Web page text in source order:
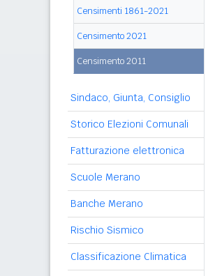
Censimenti 1861-2021
Censimento 2021
Censimento 2011
Sindaco, Giunta, Consiglio
Storico Elezioni Comunali
Fatturazione elettronica
Scuole Merano
Banche Merano
Rischio Sismico
Classificazione Climatica